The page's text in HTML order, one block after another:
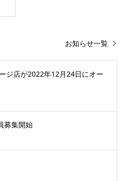
お知らせ一覧
ジ店が2022年12月24日にオー
募集開始